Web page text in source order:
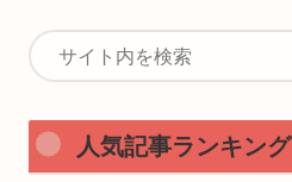
人気記事ランキング